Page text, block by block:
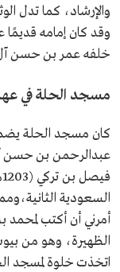
والإرشاد، كما تدل
وقد كان إمامه
خلفه عمر بن حسن
مسجد الحلة في
كان مسجد الحلة يضم
عبدالرحمن بن حسن آل
السعودية
أمرني أن أكتب
الظهيرة، وهو من
اتخذت خلوة لمسجد